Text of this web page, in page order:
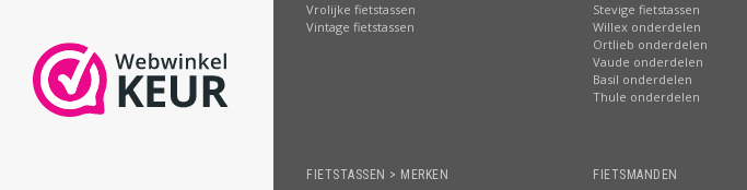
Vrolijke fietstassen
Vintage fietstassen
Stevige fietstassen
Willex onderdelen
Ortlieb onderdelen
Vaude onderdelen
Basil onderdelen
Thule onderdelen
FIETSTASSEN > MERKEN FIETSMANDEN